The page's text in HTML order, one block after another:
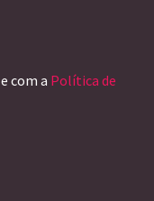
e com a Política de